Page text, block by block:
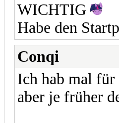
WICHTIG
Habe den
Conqi
Ich hab mal für
aber je früher